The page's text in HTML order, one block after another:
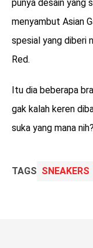
punya desain yang
menyambut Asian
spesial yang diberi
Red.
Itu dia beberapa
gak kalah keren
suka yang mana nih?
TAGS SNEAKERS